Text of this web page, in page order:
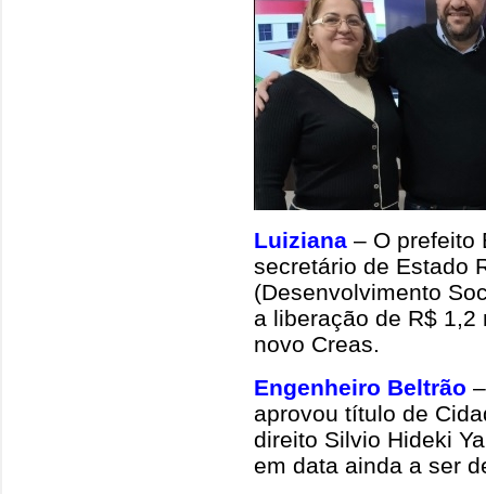
Luiziana – O prefeito
secretário de Estado
(Desenvolvimento
a liberação de R$
novo Creas.
Engenheiro Beltrão
aprovou título de
direito Silvio Hideki
em data ainda a ser